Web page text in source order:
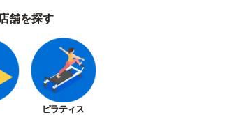
舗を探す
ピラティス